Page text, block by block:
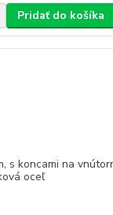
Pridať do košíka